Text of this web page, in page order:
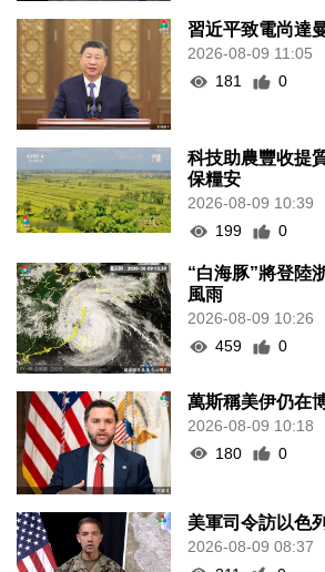
習近平致電尚達
2026-08-09 11:05
181
0
科技助農豐收提
保糧安
2026-08-09 10:39
199
0
“白海豚”將登陸
風雨
2026-08-09 10:26
459
0
萬斯稱美伊仍在
2026-08-09 10:18
180
0
美軍司令訪以色
2026-08-09 08:37